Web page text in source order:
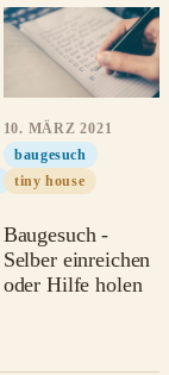
10. MÄRZ 2021
baugesuch
tiny house
Baugesuch -
Selber einreichen
oder Hilfe holen